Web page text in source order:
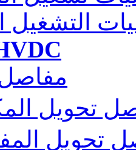
مفاصل